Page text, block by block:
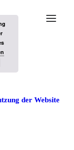
der Website